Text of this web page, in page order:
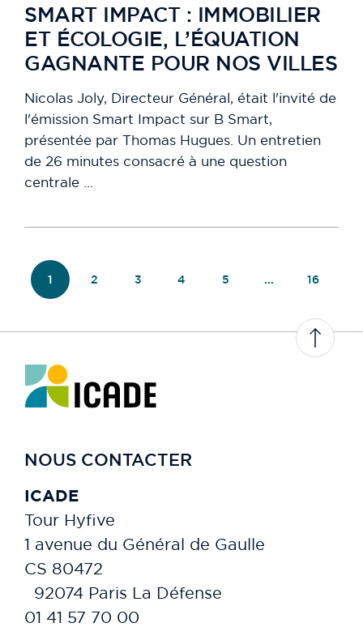
SMART IMPACT : IMMOBILIER
ET ÉCOLOGIE, L’ÉQUATION
GAGNANTE POUR NOS VILLES
Nicolas Joly, Directeur Général, était l'invité de
l'émission Smart Impact sur B Smart,
présentée par Thomas Hugues. Un entretien
de 26 minutes consacré à une question
centrale ...
1 2 3 4 5 ... 16
NOUS CONTACTER
ICADE
Tour Hyfive
1 avenue du Général de Gaulle
CS 80472
92074 Paris La Défense
01 41 57 70 00